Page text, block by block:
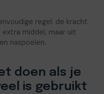
regel: de kracht
middel, maar uit
naspoelen.
doen als je
is gebruikt